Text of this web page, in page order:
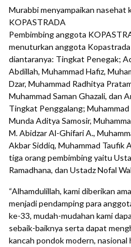
Murabbi menyampaikan nasehat
KOPASTRADA
Pembimbing anggota
menuturkan anggota
diantaranya: Tingkat Penegak;
Abdillah, Muhammad Hafiz,
Dzar, Muhammad Radhitya
Muhammad Saman Ghazali, dan
Tingkat Penggalang; Muhammad
Munda Aditya Samosir,
M. Abidzar Al-Ghifari A.,
Akbar Siddiq, Muhammad Taufik
tiga orang pembimbing yaitu
Ramadhana, dan Ustadz Nofal
“Alhamdulillah, kami diberikan
menjadi pendamping para
ke-33, mudah-mudahan kami
sebaik-baiknya serta dapat
kancah pondok modern,